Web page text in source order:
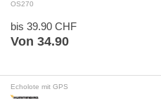
OS270
bis 39.90 CHF
Von 34.90
Echolote mit GPS